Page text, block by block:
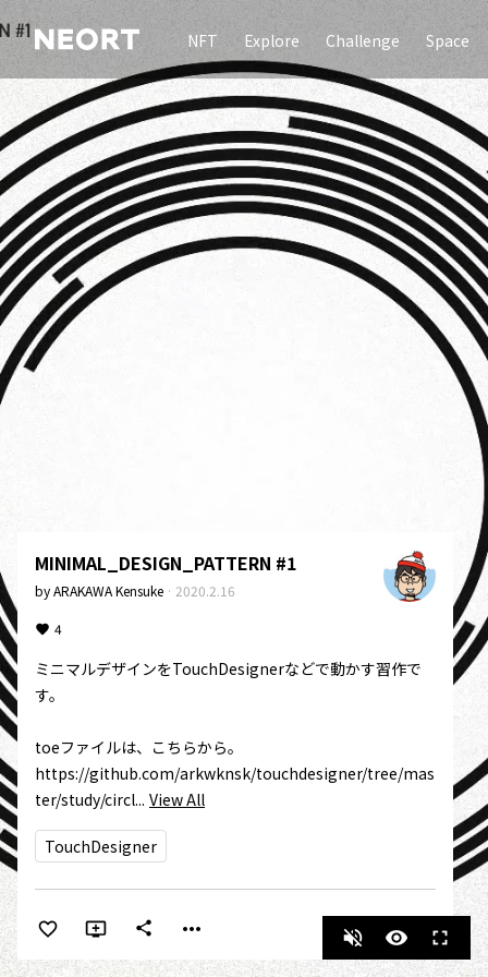
NFT Explore Challenge Space
MINIMAL_DESIGN_PATTERN #1
byARAKAWA Kensuke · 2020.2.16
4
ミニマルデザインをTouchDesignerなどで動かす習作で
す。
toeファイルは、こちらから。
https://github.com/arkwknsk/touchdesigner/tree/mas
ter/study/circl... View All
TouchDesigner
share more_horiz volume_off visibility fullscreen